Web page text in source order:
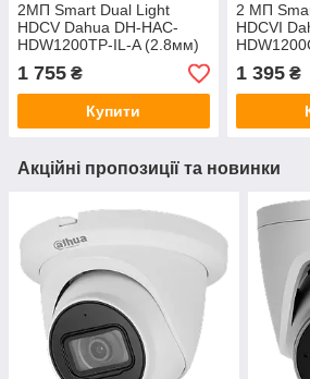
2МП Smart Dual Light
HDCV Dahua DH-HAC-
HDW1200TP-IL-A (2.8мм)
1 755 ₴
Купити
2 МП
HDCVI
(2.8мм)
1 395₴
Акційні пропозиції та новинки